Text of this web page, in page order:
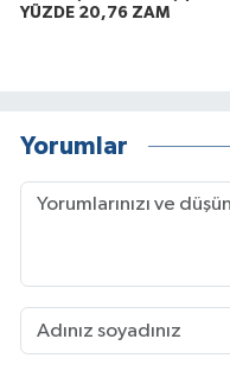
YÜZDE 20,76 ZAM
Yorumlar